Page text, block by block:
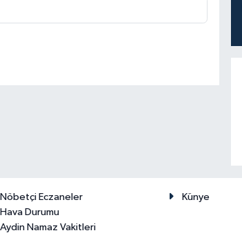
Nöbetçi Eczaneler
Hava Durumu
Aydin Namaz Vakitleri
Künye